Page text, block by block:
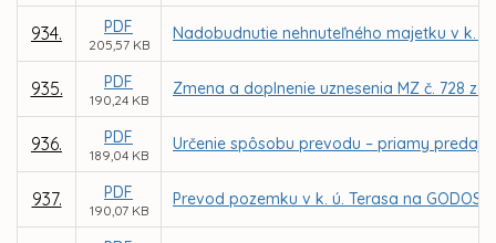
934. PDF
205,57 KB
Nadobudnutie nehnuteľného majetku v k.
935. PDF
190,24 KB
Zmena a doplnenie uznesenia MZ č. 728 zo
936. PDF
189,04 KB
Určenie spôsobu prevodu – priamy predaj
937. PDF
190,07 KB
Prevod pozemku v k. ú. Terasa na GODOS